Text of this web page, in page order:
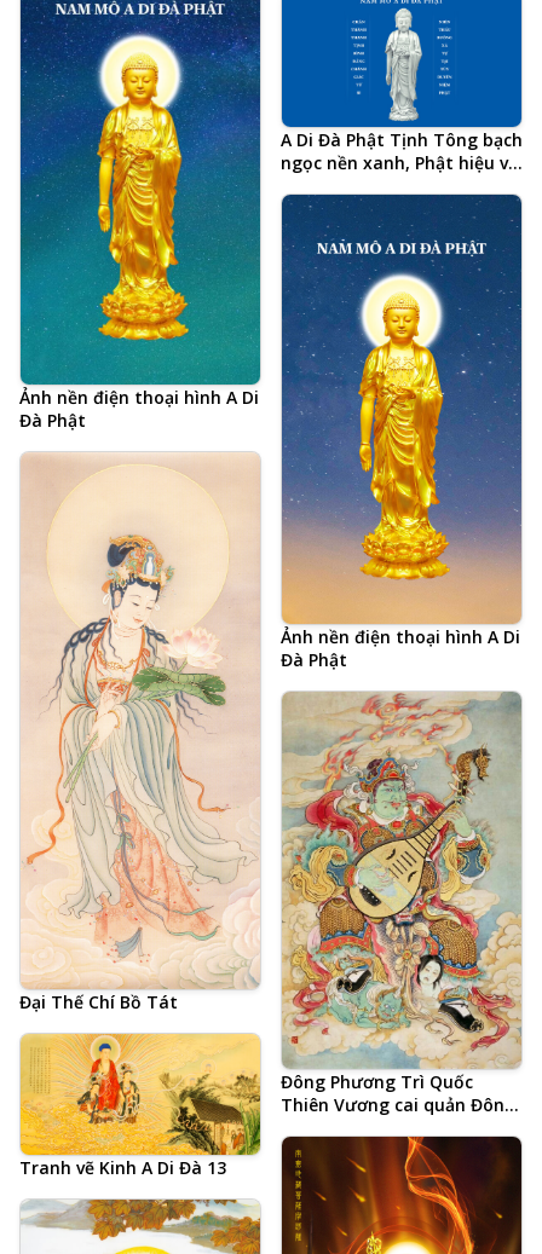
Phật chất lượng cao, kích
thước lớn, ảnh chiều ngang
Ảnh nền điện thoại hình A Di
Đà Phật
A Di Đà Phật Tịnh Tông bạch
ngọc nền xanh, Phật hiệu và
Phật của Hòa Thượng Tịnh
Không, hình Phật chất lượng
cao, kích thước lớn, ảnh
chiều ngang
Ảnh nền điện thoại hình A Di
Đà Phật
Đại Thế Chí Bồ Tát
Đông Phương Trì Quốc
Thiên Vương cai quản Đông
Tranh vẽ Kinh A Di Đà 13